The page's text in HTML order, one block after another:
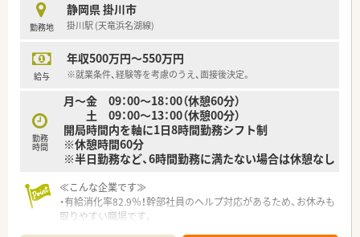
勤務地
静岡県 掛川市
掛川駅 (天竜浜名湖線)
給与
年収500万円～550万円
※就業条件、経験等を考慮のうえ、面接後決定。
勤務
時間
月～金 09：00～18：00（休憩60分）
土 09：00～13：00（休憩00分）
開局時間内を軸に1日8時間勤務シフト制
※休憩時間60分
※半日勤務など、6時間勤務に満たない場合は休憩なし
≪こんな企業です≫
・有給消化率82.9％！幹部社員のヘルプ対応があるため、お休みも
取りやすい職場です。